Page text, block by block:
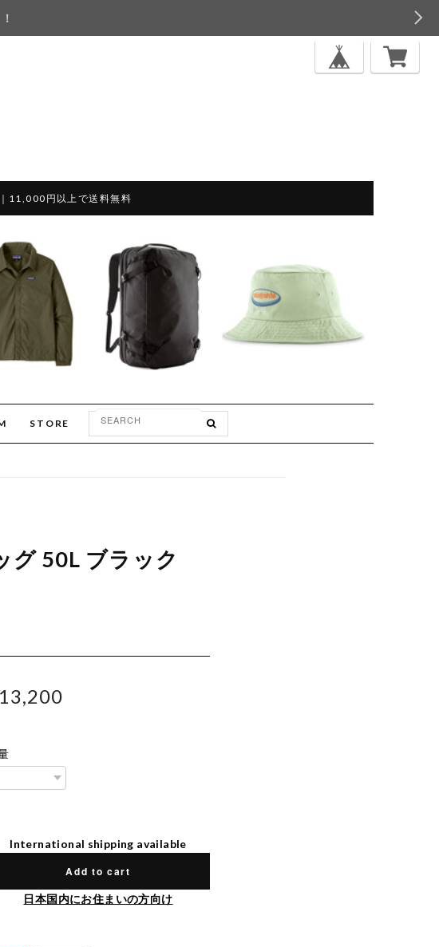
11,000円以上で送料無料
STORE
グ 50L ブラック
International shipping available
Add to cart
日本国内にお住まいの方向け